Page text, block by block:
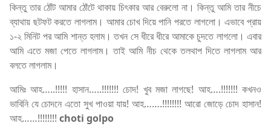
কিন্তু তার ঠোঁট আমার ঠোঁটে থাকায় চিৎকার আর বেরুলো না। কিন্তু আমি তার নীচে
ব্যাথায় ছটফট করতে লাগলাম। আমার চোখ দিয়ে পানি পরতে লাগলো। এভাবে প্রায়
১-২ মিনিট পর আমি শান্ত হলাম। তখন সে ধীরে ধীরে আমাকে চুদতে লাগলো। এবার
আমি এতে মজা পেতে লাগলাম। তাই আমি নীচ থেকে তলথাপ দিতে লাগলাম আর
বলতে লাগলাম।
আমিঃ আহ…..!!!!! হাসান…..!!!!!!! চোদ! খুব মজা লাগছে! আহ….!!!!!!! কখনও
ভাবিনি যে চোদনে এতো সুখ পাওয়া যায়! আহ…….!!!!!!!! আরো জোড়ে চোদ হাসান!
আহ……!!!!!!!! choti golpo